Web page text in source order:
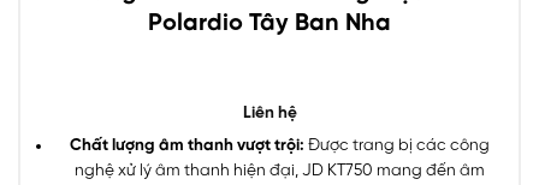
Polardio Tây Ban Nha
Liên hệ
Chất lượng âm thanh vượt trội: Được trang bị các công
nghệ xử lý âm thanh hiện đại, JD KT750 mang đến âm